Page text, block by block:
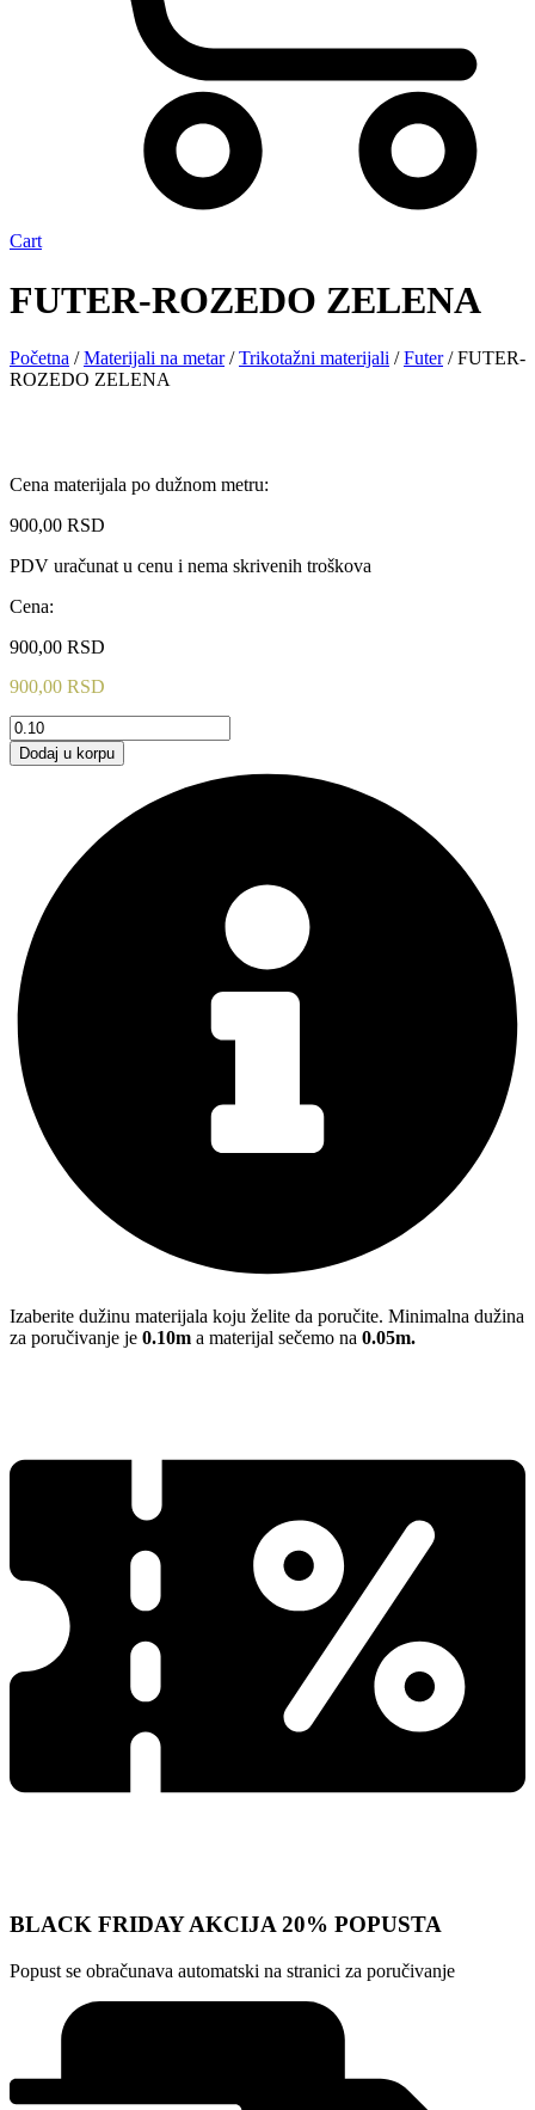
Cart
FUTER-ROZEDO ZELENA
Početna /Materijali na metar/Trikotažni materijali /Futer/ FUTER-
ROZEDO ZELENA
Cena materijala po dužnom metru:
900,00 RSD
PDV uračunat u cenu i nema skrivenih troškova
Cena:
900,00 RSD
900,00 RSD
FUTER-
ROZEDO
ZELENA
Dodaj u korpu
Izaberite dužinu materijala koju želite da poručite. Minimalna dužina
za poručivanje je 0.10m a materijal sečemo na 0.05m.
BLACK FRIDAY AKCIJA 20% POPUSTA
Popust se obračunava automatski na stranici za poručivanje